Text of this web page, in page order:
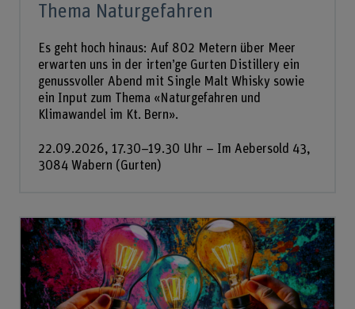
Thema Naturgefahren
Es geht hoch hinaus: Auf 802 Metern über Meer
erwarten uns in der irten’ge Gurten Distillery ein
genussvoller Abend mit Single Malt Whisky sowie
ein Input zum Thema «Naturgefahren und
Klimawandel im Kt. Bern».
22.09.2026, 17.30–19.30 Uhr – Im Aebersold 43,
3084 Wabern (Gurten)